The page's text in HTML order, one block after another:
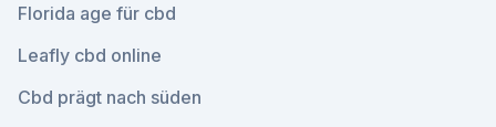
Florida age für cbd
Leafly cbd online
Cbd prägt nach süden